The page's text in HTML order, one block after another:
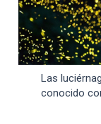
Las
conocido